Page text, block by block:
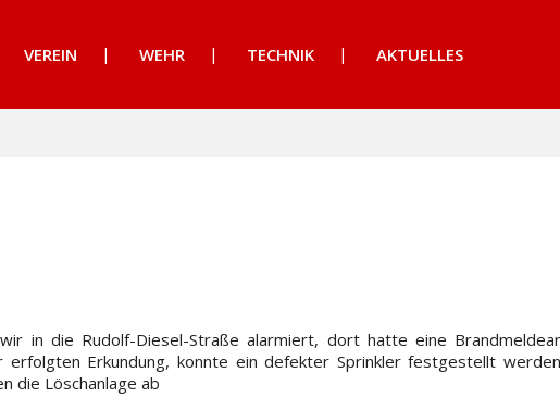
VEREIN WEHR TECHNIK AKTUELLES
in die Rudolf-Diesel-Straße alarmiert, dort hatte eine
Erkundung, konnte ein defekter Sprinkler festgestellt
die Löschanlage ab